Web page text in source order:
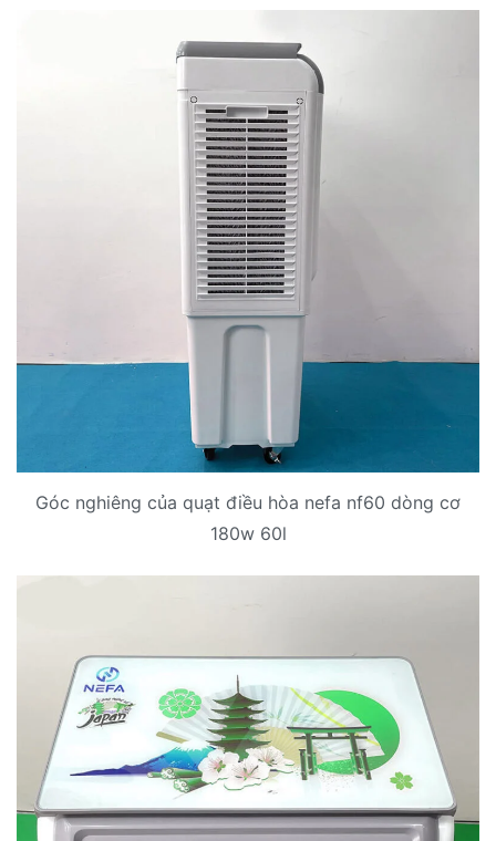
Góc nghiêng của quạt điều hòa nefa nf60 dòng cơ
180w 60l